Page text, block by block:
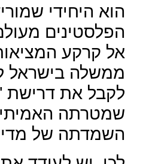
הוא היחידי
הפלסטינים
אל קרקע
ממשלה בישראל
לקבל את דרישת
שמטרתה
השמדתה של